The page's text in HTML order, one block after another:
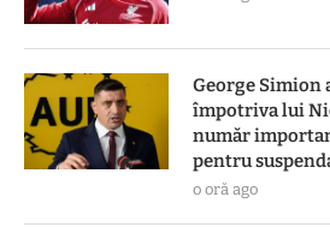
George Simion
împotriva lui
număr
pentru
o oră ago